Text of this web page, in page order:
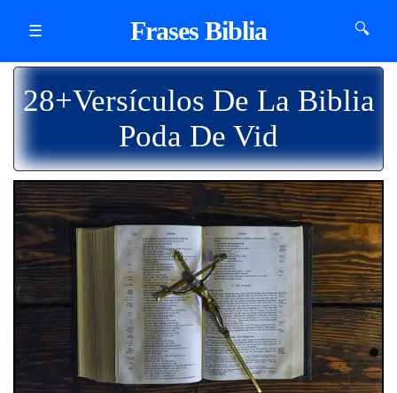
☰ Frases Biblia 🔍
28+Versículos De La Biblia
Poda De Vid